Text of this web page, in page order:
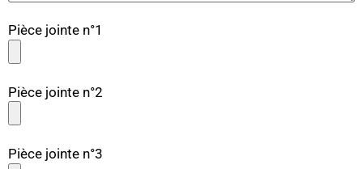
Pièce jointe n°1
Pièce jointe n°2
Pièce jointe n°3